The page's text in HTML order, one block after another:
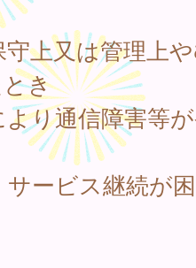
上又は管理上
き
り通信障害等
ービス継続が